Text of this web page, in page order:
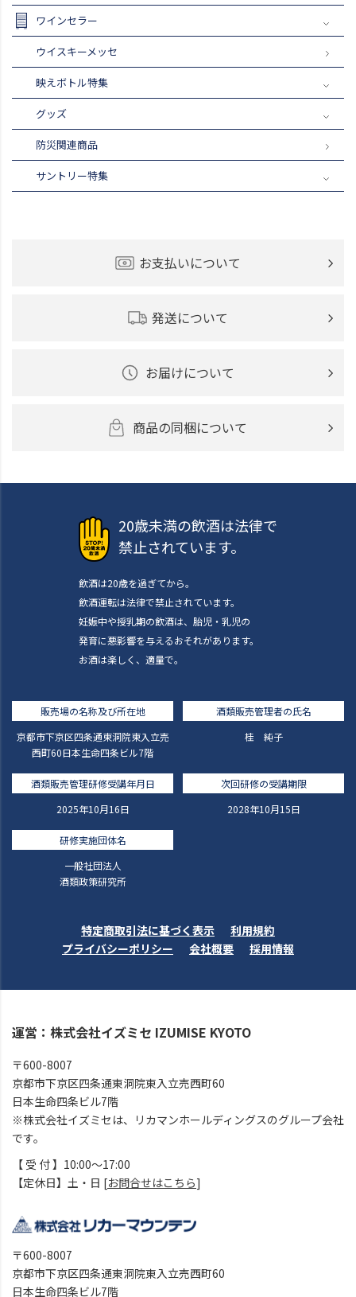
ワインセラー
ウイスキーメッセ
映えボトル特集
グッズ
防災関連商品
サントリー特集
お支払いについて
発送について
お届けについて
商品の同梱について
20歳未満の飲酒は法律で
禁止されています。
飲酒は20歳を過ぎてから。
飲酒運転は法律で禁止されています。
妊娠中や授乳期の飲酒は、胎児・乳児の
発育に悪影響を与えるおそれがあります。
お酒は楽しく、適量で。
販売場の名称及び所在地
京都市下京区四条通東洞院東入立売
西町60日本生命四条ビル7階
酒類販売管理者の氏名
桂 純子
酒類販売管理研修受講年月日
2025年10月16日
次回研修の受講期限
2028年10月15日
研修実施団体名
一般社団法人
酒類政策研究所
特定商取引法に基づく表示
利用規約
プライバシーポリシー
会社概要 採用情報
運営：株式会社イズミセ IZUMISE KYOTO
〒600-8007
京都市下京区四条通東洞院東入立売西町60
日本生命四条ビル7階
※株式会社イズミセは、リカマンホールディングスのグループ会社
です。
【 受 付 】10:00～17:00
【定休日】土・日 [お問合せはこちら]
〒600-8007
京都市下京区四条通東洞院東入立売西町60
日本生命四条ビル7階